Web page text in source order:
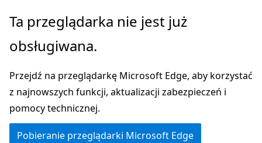
Przejdź
głównej
Ta przeglądarka nie jest już
obsługiwana.
Przejdź na przeglądarkę Microsoft Edge, aby korzystać
z najnowszych funkcji, aktualizacji zabezpieczeń i
pomocy technicznej.
Pobieranie przeglądarki Microsoft Edge